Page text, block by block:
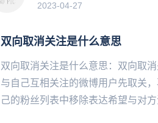
2023-04-27
双向取消关注是什么意思
双向取消关注是什么意思：双向取
与自己互相关注的微博用户先取关
己的粉丝列表中移除表达希望与对